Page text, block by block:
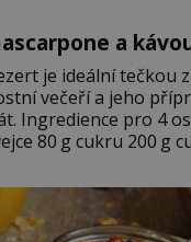
a
je ideální tečkou
večeří a jeho
pro 4 osoby:
Oddělte žloutky od
do světlé pěny a
aby vznikl hladký